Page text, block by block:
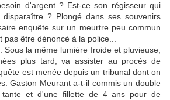
d'argent ? Est-ce son régisseur qui
? Plongé dans ses souvenirs
enquête sur un meurtre peu commun
être dénoncé à la police...
: Sous la même lumière froide et pluvieuse,
plus tard, va assister au procès de
est menée depuis un tribunal dont on
Gaston Meurant a-t-il commis un double
tante et d'une fillette de 4 ans pour de